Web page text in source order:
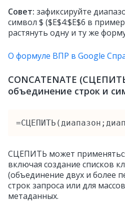
Совет: зафиксируйте
символ $ ($E$4:$E$6 в
растянуть одну и ту же
О формуле ВПР в Google
CONCATENATE
объединение строк и
СЦЕПИТЬ может
включая создание списков
(объединение двух и более
строк запроса или для
метаданных.